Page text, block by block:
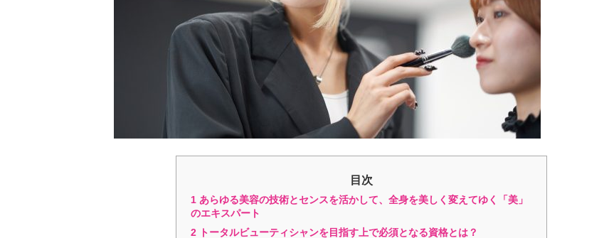
目次
1 あらゆる美容の技術とセンスを活かして、全身を美しく変えてゆく「美」
のエキスパート
2 トータルビューティシャンを目指す上で必須となる資格とは？